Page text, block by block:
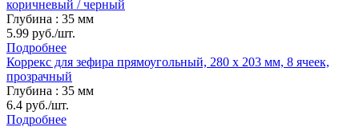
коричневый / черный
Глубина : 35 мм
5.99 руб./шт.
Подробнее
Коррекс для зефира прямоугольный, 280 x 203 мм, 8 ячеек,
прозрачный
Глубина : 35 мм
6.4 руб./шт.
Подробнее